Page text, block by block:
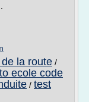
la route /
ecole code
/ test